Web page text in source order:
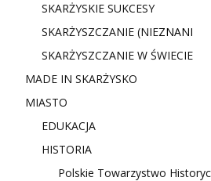
SKARŻYSKIE SUKCESY
SKARŻYSZCZANIE (NIEZNANI
SKARŻYSZCZANIE W ŚWIECIE
MADE IN SKARŻYSKO
MIASTO
EDUKACJA
HISTORIA
Polskie Towarzystwo